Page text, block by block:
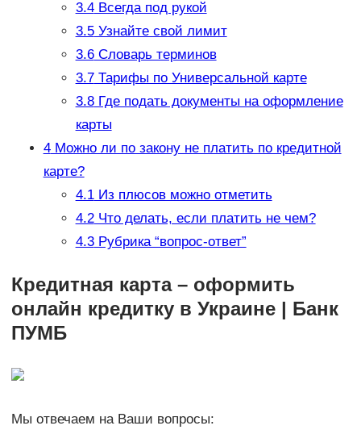
3.4Всегда под рукой
3.5Узнайте свой лимит
3.6Словарь терминов
3.7Тарифы по Универсальной карте
3.8Где подать документы на оформление
карты
4Можно ли по закону не платить по кредитной
карте?
4.1Из плюсов можно отметить
4.2Что делать, если платить не чем?
4.3Рубрика “вопрос-ответ”
Кредитная карта – оформить
онлайн кредитку в Украине | Банк
ПУМБ
Мы отвечаем на Ваши вопросы: